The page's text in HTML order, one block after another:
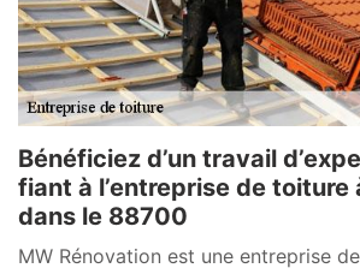
Bénéficiez d’un travail
fiant à l’entreprise de
dans le 88700
MW Rénovation est une entreprise